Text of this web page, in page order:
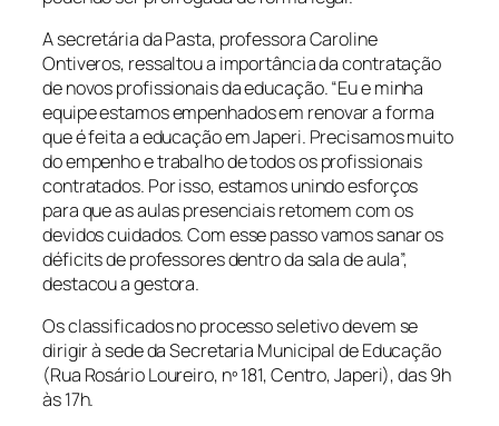
A secretária da Pasta, professora Caroline
Ontiveros, ressaltou a importância da contratação
de novos profissionais da educação. “Eu e minha
equipe estamos empenhados em renovar a forma
que é feita a educação em Japeri. Precisamos muito
do empenho e trabalho de todos os profissionais
contratados. Por isso, estamos unindo esforços
para que as aulas presenciais retomem com os
devidos cuidados. Com esse passo vamos sanar os
déficits de professores dentro da sala de aula”,
destacou a gestora.
Os classificados no processo seletivo devem se
dirigir à sede da Secretaria Municipal de Educação
(Rua Rosário Loureiro, nº 181, Centro, Japeri), das 9h
às 17h.